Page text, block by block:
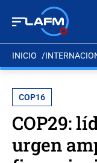
INICIO
COP16
COP29:
urgen